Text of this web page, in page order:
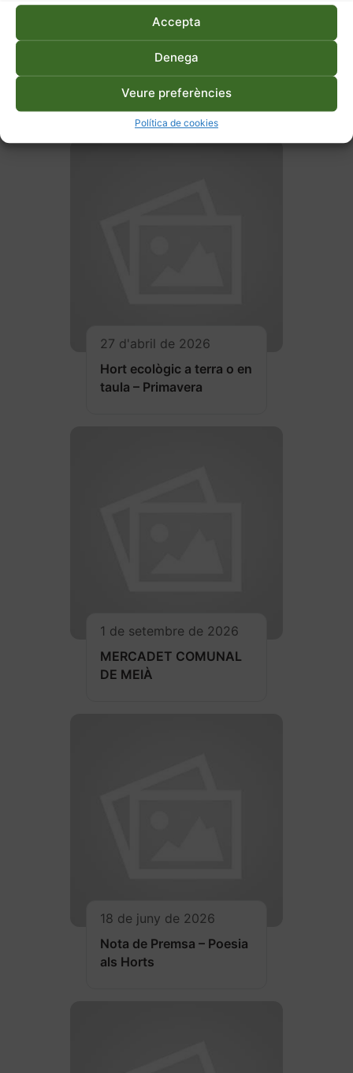
Accepta
Denega
Veure preferències
Política de cookies
ESDEVENIMENTS
RELACIONATS
27 d'abril de 2026
Hort ecològic a terra o en
taula – Primavera
1 de setembre de 2026
MERCADET COMUNAL
DE MEIÀ
18 de juny de 2026
Nota de Premsa – Poesia
als Horts